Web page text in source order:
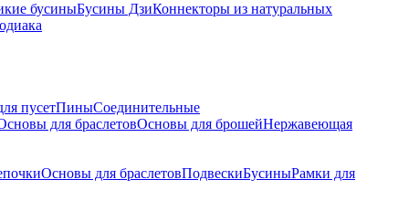
бусиныБусины ДзиКоннекторы из натуральных
пусетПиныСоединительные
для браслетовОсновы для брошейНержавеющая
Основы для браслетовПодвескиБусиныРамки для